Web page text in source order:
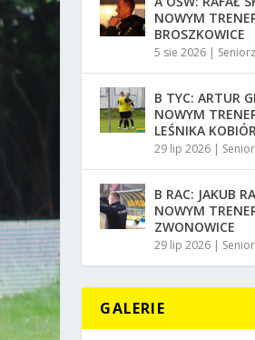
NOWYM
BROSZKOWICE
5 sie 2026 |
B TYC: ARTUR
NOWYM
LEŚNIKA
29 lip 2026 |
B RAC: JAKUB
NOWYM
ZWONOWICE
29 lip 2026 |
GALERIE